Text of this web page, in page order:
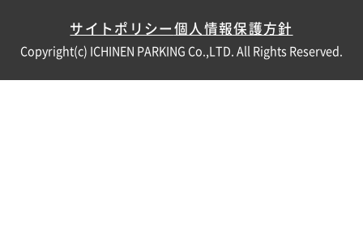
サイトポリシー個人情報保護方針
Copyright(c) ICHINEN PARKING Co.,LTD. All Rights Reserved.